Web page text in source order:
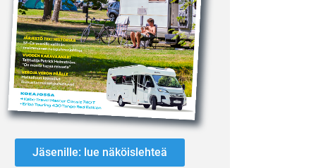
Jäsenille: lue näköislehteä